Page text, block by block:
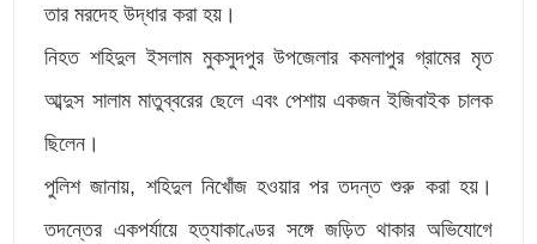
তার মরদেহ উদ্ধার করা হয়।
নিহত শহিদুল ইসলাম মুকসুদপুর উপজেলার কমলাপুর গ্রামের মৃত
আব্দুস সালাম মাতুব্বরের ছেলে এবং পেশায় একজন ইজিবাইক চালক
ছিলেন।
পুলিশ জানায়, শহিদুল নিখোঁজ হওয়ার পর তদন্ত শুরু করা হয়।
তদন্তের একপর্যায়ে হত্যাকাণ্ডের সঙ্গে জড়িত থাকার অভিযোগে